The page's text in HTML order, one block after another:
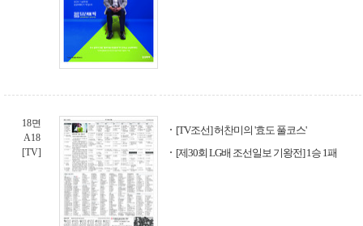
18면
A18
[TV]
[TV조선] 허찬미의 '효도 풀코스'
[제30회 LG배 조선일보 기왕전] 1승 1패